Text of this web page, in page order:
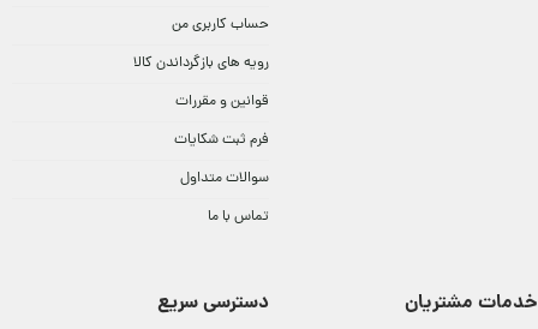
حساب کاربری من
رویه های بازگرداندن کالا
قوانین و مقررات
فرم ثبت شکایات
سوالات متداول
تماس با ما
خدمات مشتریان دسترسی سریع